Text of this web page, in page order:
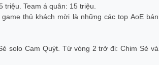
Team á quân: 15 triệu.
thủ khách mời là những các top AoE bán
solo Cam Quýt. Từ vòng 2 trở đi: Chim Sẻ và